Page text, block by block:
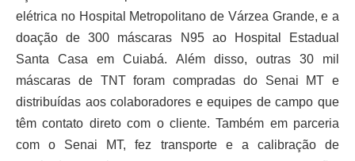
elétrica no Hospital Metropolitano de Várzea Grande, e a
doação de 300 máscaras N95 ao Hospital Estadual
Santa Casa em Cuiabá. Além disso, outras 30 mil
máscaras de TNT foram compradas do Senai MT e
distribuídas aos colaboradores e equipes de campo que
têm contato direto com o cliente. Também em parceria
com o Senai MT, fez transporte e a calibração de